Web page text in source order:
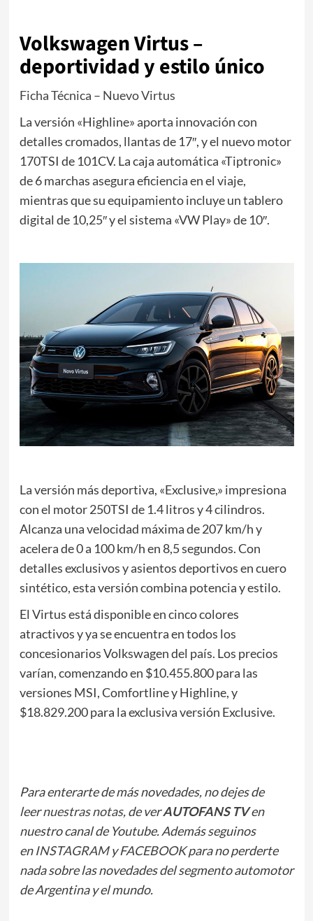
Volkswagen Virtus –
deportividad y estilo único
Ficha Técnica – Nuevo Virtus
La versión «Highline» aporta innovación con
detalles cromados, llantas de 17″, y el nuevo motor
170TSI de 101CV. La caja automática «Tiptronic»
de 6 marchas asegura eficiencia en el viaje,
mientras que su equipamiento incluye un tablero
digital de 10,25″ y el sistema «VW Play» de 10″.
La versión más deportiva, «Exclusive,» impresiona
con el motor 250TSI de 1.4 litros y 4 cilindros.
Alcanza una velocidad máxima de 207 km/h y
acelera de 0 a 100 km/h en 8,5 segundos. Con
detalles exclusivos y asientos deportivos en cuero
sintético, esta versión combina potencia y estilo.
El Virtus está disponible en cinco colores
atractivos y ya se encuentra en todos los
concesionarios Volkswagen del país. Los precios
varían, comenzando en $10.455.800 para las
versiones MSI, Comfortline y Highline, y
$18.829.200 para la exclusiva versión Exclusive.
Para enterarte de más novedades, no dejes de
leernuestras notas, de ver AUTOFANS TVen
nuestro canal de Youtube. Además seguinos
enINSTAGRAMyFACEBOOKpara no perderte
nada sobre las novedades del segmento automotor
de Argentina y el mundo.